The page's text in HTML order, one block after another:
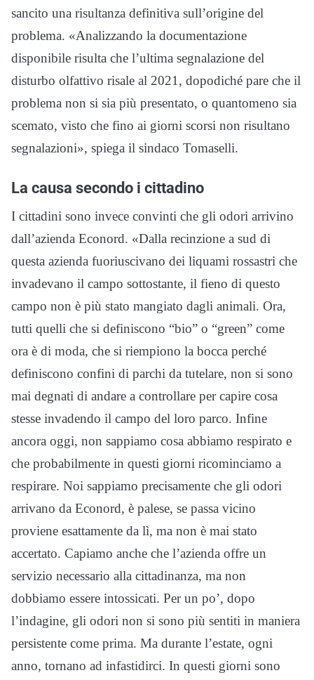
sancito una risultanza definitiva sull’origine del
problema. «Analizzando la documentazione
disponibile risulta che l’ultima segnalazione del
disturbo olfattivo risale al 2021, dopodiché pare che il
problema non si sia più presentato, o quantomeno sia
scemato, visto che fino ai giorni scorsi non risultano
segnalazioni», spiega il sindaco Tomaselli.
La causa secondo i cittadino
I cittadini sono invece convinti che gli odori arrivino
dall’azienda Econord. «Dalla recinzione a sud di
questa azienda fuoriuscivano dei liquami rossastri che
invadevano il campo sottostante, il fieno di questo
campo non è più stato mangiato dagli animali. Ora,
tutti quelli che si definiscono “bio” o “green” come
ora è di moda, che si riempiono la bocca perché
definiscono confini di parchi da tutelare, non si sono
mai degnati di andare a controllare per capire cosa
stesse invadendo il campo del loro parco. Infine
ancora oggi, non sappiamo cosa abbiamo respirato e
che probabilmente in questi giorni ricominciamo a
respirare. Noi sappiamo precisamente che gli odori
arrivano da Econord, è palese, se passa vicino
proviene esattamente da lì, ma non è mai stato
accertato. Capiamo anche che l’azienda offre un
servizio necessario alla cittadinanza, ma non
dobbiamo essere intossicati. Per un po’, dopo
l’indagine, gli odori non si sono più sentiti in maniera
persistente come prima. Ma durante l’estate, ogni
anno, tornano ad infastidirci. In questi giorni sono